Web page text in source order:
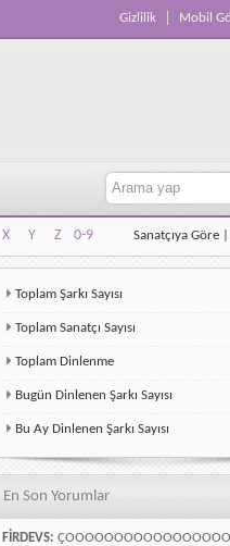
Gizlilik Mobil
X Y Z
0-9
X Y Z 0-9
Sanatçıya Göre
Toplam Şarkı Sayısı
Toplam Sanatçı Sayısı
Toplam Dinlenme
Bugün Dinlenen Şarkı Sayısı
Bu Ay Dinlenen Şarkı Sayısı
En Son Yorumlar
FİRDEVS: